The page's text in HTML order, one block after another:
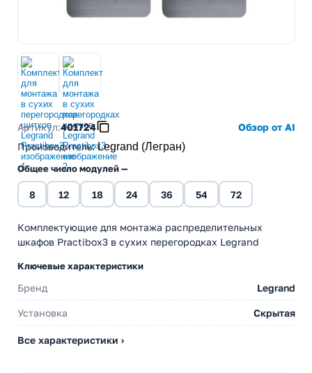
Артикул:401724
Обзор от AI
Производитель:Legrand (Легран)
Общее число модулей —
8 12 18 24 36 54 72
Комплектующие для монтажа распределительных
шкафов Practibox3 в сухих перегородках Legrand
Ключевые характеристики
Бренд Legrand
Установка Скрытая
Все характеристики ›